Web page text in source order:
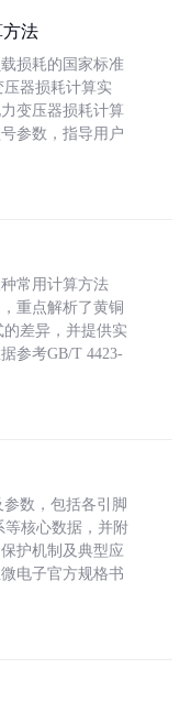
法
损耗的国家标准
压器损耗计算实
变压器损耗计算
参数，指导用户
常用计算方法
重点解析了黄铜
的差异，并提供实
参考GB/T 4423-
参数，包括各引脚
等核心数据，并附
护机制及典型应
电子官方规格书